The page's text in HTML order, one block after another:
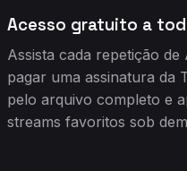
Acesso gratuito a
Assista cada repetição de
pagar uma assinatura da
pelo arquivo completo e
streams favoritos sob